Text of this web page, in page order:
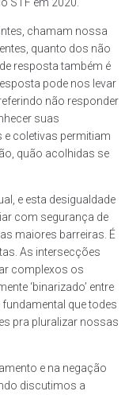
chamam nossa
quanto dos não
resposta também é
pode nos levar
não responder
suas
e coletivas permitiam
quão acolhidas se
e esta desigualdade
com segurança de
maiores barreiras. É
As intersecções
complexos os
‘binarizado’ entre
que todes
pra pluralizar nossas
e na negação
discutimos a